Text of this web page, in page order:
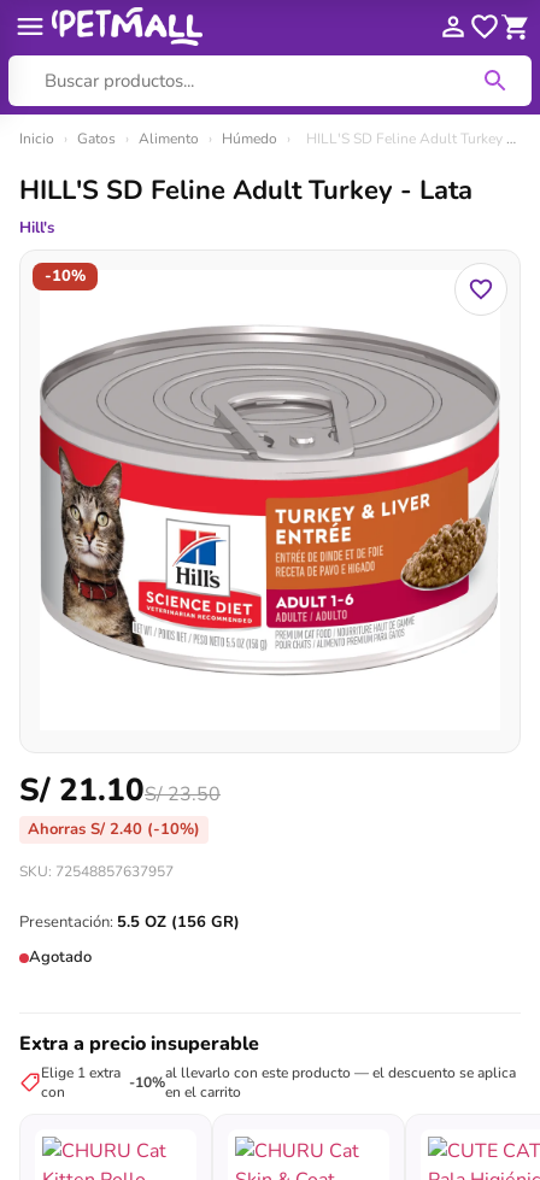
contenido
Inicio › Gatos › Alimento › Húmedo › HILL'S SD Feline Adult Turkey - Lata
-10%
HILL'S SD Feline Adult Turkey - Lata
Hill's
S/ 21.10S/23.50
Ahorras S/ 2.40 (-10%)
SKU: 72548857637957
Presentación: 5.5 OZ (156 GR)
Agotado
Extra a precio insuperable
Elige 1 extra
con
-10%al llevarlo con este producto — el descuento se aplica
en el carrito